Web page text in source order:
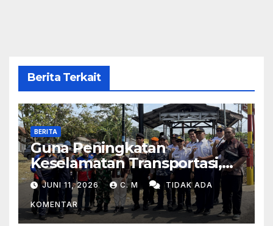
Berita Terkait
BERITA
Guna Peningkatan
Keselamatan Transportasi,
Peninjauan Lapangan
Perlintasan Kereta Api Di
Wilayah Tasikmalaya
JUNI 11, 2026 C. M TIDAK ADA
KOMENTAR